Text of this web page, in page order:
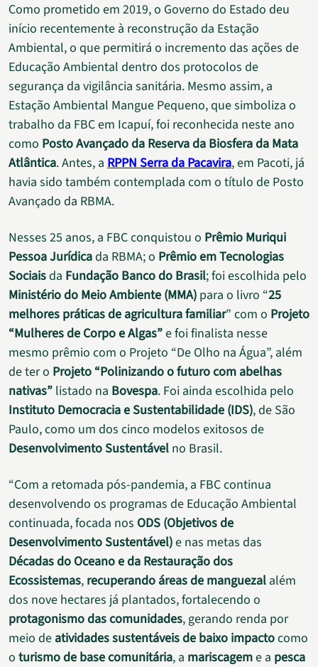
Como prometido em 2019, o Governo do Estado deu
início recentemente à reconstrução da Estação
Ambiental, o que permitirá o incremento das ações de
Educação Ambiental dentro dos protocolos de
segurança da vigilância sanitária. Mesmo assim, a
Estação Ambiental Mangue Pequeno, que simboliza o
trabalho da FBC em Icapuí, foi reconhecida neste ano
como Posto Avançado da Reserva da Biosfera da Mata
Atlântica. Antes, a RPPN Serra da Pacavira, em Pacoti, já
havia sido também contemplada com o título de Posto
Avançado da RBMA.
Nesses 25 anos, a FBC conquistou o Prêmio Muriqui
Pessoa Jurídicada RBMA; o Prêmio em Tecnologias
Sociaisda Fundação Banco do Brasil; foi escolhida pelo
Ministério do Meio Ambiente (MMA) para o livro “25
melhores práticas de agricultura familiar” com o Projeto
“Mulheres de Corpo e Algas”e foi finalista nesse
mesmo prêmio com o Projeto “De Olho na Água”, além
de ter o Projeto “Polinizando o futuro com abelhas
nativas” listado na Bovespa. Foi ainda escolhida pelo
Instituto Democracia e Sustentabilidade (IDS), de São
Paulo, como um dos cinco modelos exitosos de
Desenvolvimento Sustentável no Brasil.
“Com a retomada pós-pandemia, a FBC continua
desenvolvendo os programas de Educação Ambiental
continuada, focada nos ODS (Objetivos de
Desenvolvimento Sustentável)e nas metas das
Décadas do Oceano e da Restauração dos
Ecossistemas, recuperando áreas de manguezal além
dos nove hectares já plantados, fortalecendo o
protagonismo das comunidades, gerando renda por
meio de atividades sustentáveis de baixo impactocomo
o turismo de base comunitária, a mariscageme a pesca